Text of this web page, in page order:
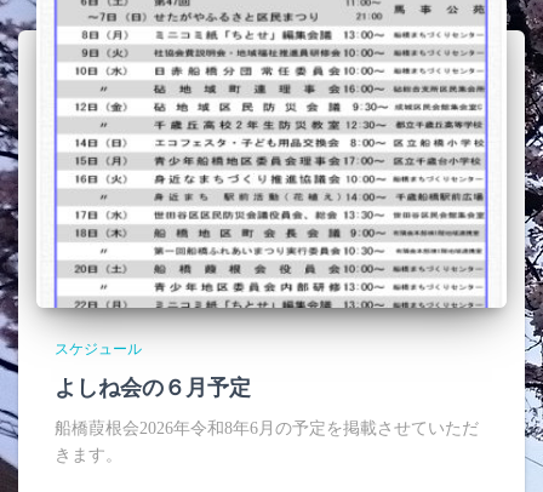
スケジュール
よしね会の６月予定
船橋葭根会2026年令和8年6月の予定を掲載させていただ
きます。